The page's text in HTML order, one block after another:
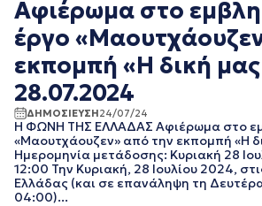
ΙΟΥΝΙΟΣ 2024
ΜΑΙΟΣ 2024
ΑΠΡΙΛΙΟΣ 2024
ΜΑΡΤΙΟΣ 2024
ΔΕΚΕΜΒΡΙΟΣ 2023
ΝΟΕΜΒΡΙΟΣ 2023
ΟΚΤΩΒΡΙΟΣ 2023
ΣΕΠΤΕΜΒΡΙΟΣ 2023
Αφιέρωμα στο
έργο
εκπομπή «Η δική μας
28.07.2024
ΔΗΜΟΣΙΕΥΣΗ24/07/24
Η ΦΩΝΗ ΤΗΣ ΕΛΛΑΔΑΣ Αφιέρωμα στο
«Μαουτχάουζεν» από την εκπομπή «Η
Ημερομηνία μετάδοσης: Κυριακή 28
12:00 Την Κυριακή, 28 Ιουλίου 2024,
Ελλάδας (και σε επανάληψη τη Δευτέρα
04:00)...